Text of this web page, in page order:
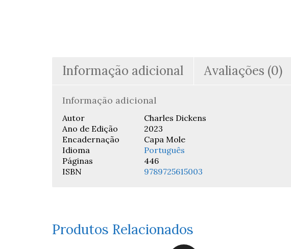
Informação adicional Avaliações (0)
Informação adicional
Autor
Charles Dickens
Ano de Edição
2023
Encadernação
Capa Mole
Idioma
Português
Páginas
446
ISBN
9789725615003
Produtos Relacionados